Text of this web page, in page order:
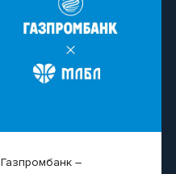
Газпромбанк –